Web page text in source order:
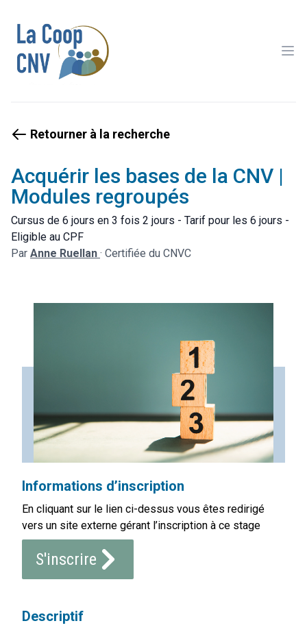
Retourner à la recherche
Acquérir les bases de la CNV |
Modules regroupés
Cursus de 6 jours en 3 fois 2 jours - Tarif pour les 6 jours -
Eligible au CPF
Par Anne Ruellan · Certifiée du CNVC
Informations d’inscription
En cliquant sur le lien ci-dessus vous êtes redirigé
vers un site externe gérant l’inscription à ce stage
S'inscrire
Descriptif